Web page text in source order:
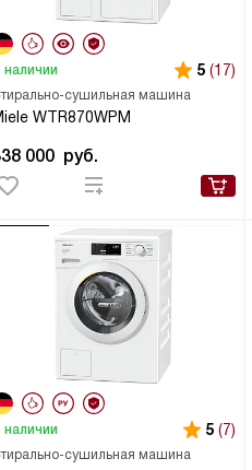
сушильная машина
WTR870WPM
наличии 5 (17)
000 руб.
сушильная машина
наличии 5 (7)